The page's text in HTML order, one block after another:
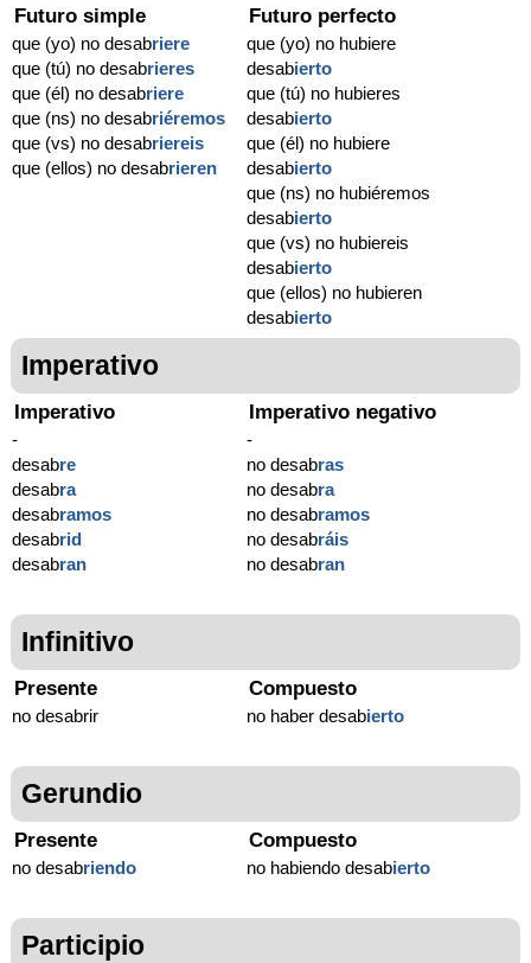
Futuro simple
que (yo) no desabriere
que (tú) no desabrieres
que (él) no desabriere
que (ns) no desabriéremos
que (vs) no desabriereis
que (ellos) no desabrieren
Futuro perfecto
que (yo) no hubiere
desabierto
que (tú) no hubieres
desabierto
que (él) no hubiere
desabierto
que (ns) no hubiéremos
desabierto
que (vs) no hubiereis
desabierto
que (ellos) no hubieren
desabierto
Imperativo
Imperativo
-
desabre
desabra
desabramos
desabrid
desabran
Imperativo negativo
-
no desabras
no desabra
no desabramos
no desabráis
no desabran
Infinitivo
Presente
no desabrir
Compuesto
no haber desabierto
Gerundio
Presente
no desabriendo
Compuesto
no habiendo desabierto
Participio